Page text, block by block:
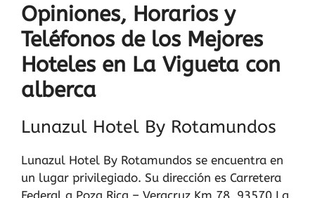
Opiniones, Horarios y
Teléfonos de los Mejores
Hoteles en La Vigueta con
alberca
Lunazul Hotel By Rotamundos
Lunazul Hotel By Rotamundos se encuentra en
un lugar privilegiado. Su dirección es Carretera
Federal a Poza Rica – Veracruz Km 78, 93570 La